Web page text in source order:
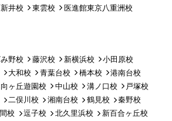
井校 東雲校
医進館東京八重洲校
野校 藤沢校 新横浜校
小田原校
大和校 青葉台校 橋本校
港南台校
向ヶ丘遊園校 中山校 溝ノ口校
戸塚校
二俣川校 湘南台校 鶴見校
秦野校
校 逗子校 北久里浜校
新百合ヶ丘校